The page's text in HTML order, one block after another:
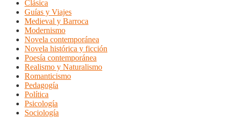
Clásica
Guías y Viajes
Medieval y Barroca
Modernismo
Novela contemporánea
Novela histórica y ficción
Poesía contemporánea
Realismo y Naturalismo
Romanticismo
Pedagogía
Política
Psicología
Sociología